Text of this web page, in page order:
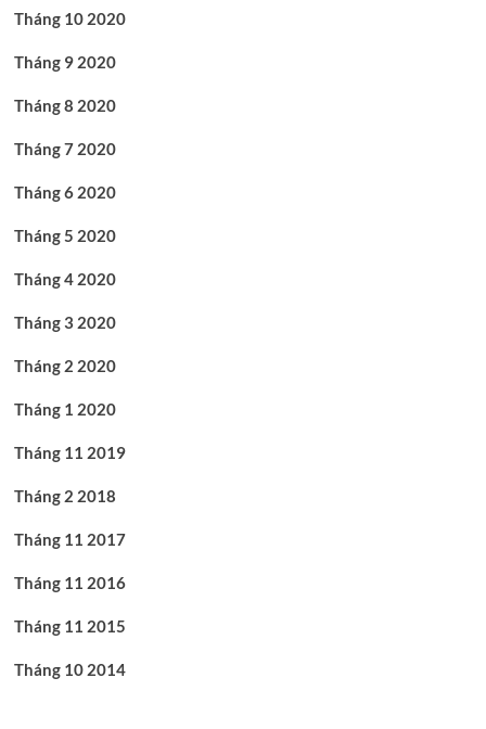
Tháng 10 2020
Tháng 9 2020
Tháng 8 2020
Tháng 7 2020
Tháng 6 2020
Tháng 5 2020
Tháng 4 2020
Tháng 3 2020
Tháng 2 2020
Tháng 1 2020
Tháng 11 2019
Tháng 2 2018
Tháng 11 2017
Tháng 11 2016
Tháng 11 2015
Tháng 10 2014